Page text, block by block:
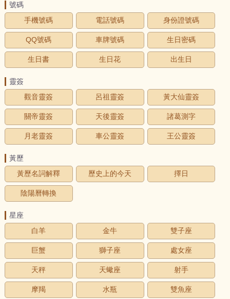
號碼
手機號碼
電話號碼 身份證號碼
QQ號碼 車牌號碼 生日密碼
生日書 生日花 出生日
靈簽
觀音靈簽
呂祖靈簽 黃大仙靈簽
關帝靈簽 天後靈簽 諸葛測字
月老靈簽 車公靈簽 王公靈簽
黃歷
黃歷名詞解釋
歷史上的今天 擇日
陰陽曆轉換
星座
白羊
金牛 雙子座
巨蟹 獅子座 處女座
天秤 天蠍座 射手
摩羯 水瓶 雙魚座